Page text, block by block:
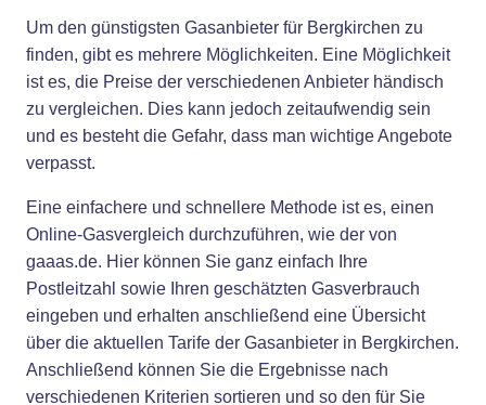
Um den günstigsten Gasanbieter für Bergkirchen zu
finden, gibt es mehrere Möglichkeiten. Eine Möglichkeit
ist es, die Preise der verschiedenen Anbieter händisch
zu vergleichen. Dies kann jedoch zeitaufwendig sein
und es besteht die Gefahr, dass man wichtige Angebote
verpasst.
Eine einfachere und schnellere Methode ist es, einen
Online-Gasvergleich durchzuführen, wie der von
gaaas.de. Hier können Sie ganz einfach Ihre
Postleitzahl sowie Ihren geschätzten Gasverbrauch
eingeben und erhalten anschließend eine Übersicht
über die aktuellen Tarife der Gasanbieter in Bergkirchen.
Anschließend können Sie die Ergebnisse nach
verschiedenen Kriterien sortieren und so den für Sie